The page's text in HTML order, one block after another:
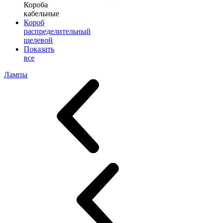
Короба
кабельные
Короб
распределительный
щелевой
Показать
все
Лампы